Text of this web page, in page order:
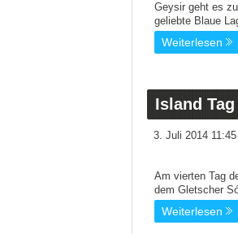
Geysir geht es
geliebte Blaue
Weiterlesen
Island
3. Juli 2014
Am vierten Tag
dem Gletscher
Weiterlesen